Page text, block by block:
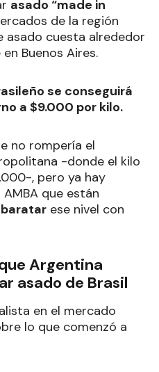
asado “made in
de la región
asado cuesta alrededor
Buenos Aires.
se conseguirá
a $9.000 por kilo.
no rompería el
-donde el kilo
, pero ya hay
que están
ese nivel con
Argentina
asado de Brasil
en el mercado
lo que comenzó a